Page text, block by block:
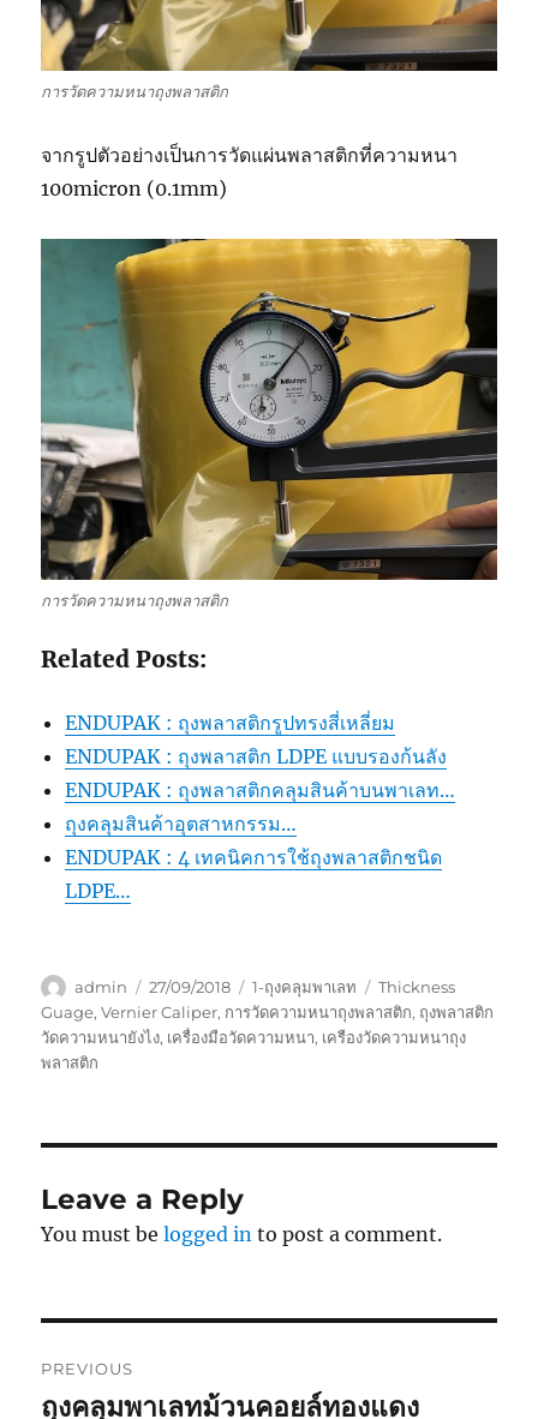
การวัดความหนาถุงพลาสติก
จากรูปตัวอย่างเป็นการวัดแผ่นพลาสติกที่ความหนา
100micron (0.1mm)
การวัดความหนาถุงพลาสติก
Related Posts:
ENDUPAK : ถุงพลาสติกรูปทรงสี่เหลี่ยม
ENDUPAK : ถุงพลาสติก LDPE แบบรองก้นลัง
ENDUPAK : ถุงพลาสติกคลุมสินค้าบนพาเลท…
ถุงคลุมสินค้าอุตสาหกรรม…
ENDUPAK : 4 เทคนิคการใช้ถุงพลาสติกชนิด
LDPE…
Author
admin
Posted
on
27/09/2018 Categories
1-ถุงคลุมพาเลท Tags
Thickness
Guage,Vernier Caliper, การวัดความหนาถุงพลาสติก, ถุงพลาสติก
วัดความหนายังไง, เครื่องมือวัดความหนา, เครืองวัดความหนาถุง
พลาสติก
Leave a Reply
You must belogged in to post a comment.
navigation
PREVIOUS
Previous
ถุงคลุมพาเลทม้วนคอยล์ทองแดง